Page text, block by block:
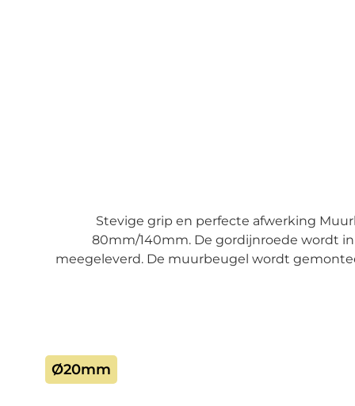
Stevige grip en perfecte afwerking
80mm/140mm. De gordijnroede wordt
meegeleverd. De muurbeugel wordt
muurbeugels Voor onze ∅20mm gordijnrails
rolluikkasten Voor de montage van de
toebehoren). Bevestiging van de
Ø20mm